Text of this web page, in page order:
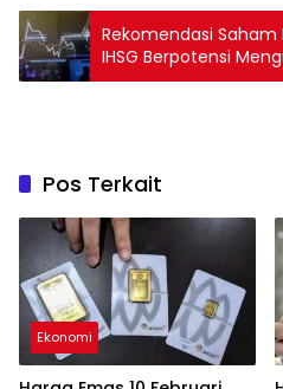
Rekomendasi Saham
IHSG Berpotensi
Pos Terkait
Ekonomi